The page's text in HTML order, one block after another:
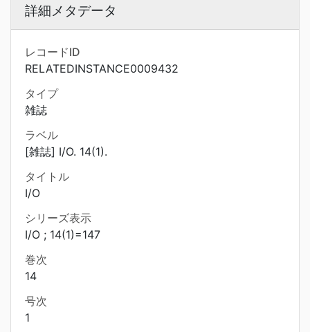
詳細メタデータ
レコードID
RELATEDINSTANCE0009432
タイプ
雑誌
ラベル
[雑誌] I/O. 14(1).
タイトル
I/O
シリーズ表示
I/O ; 14(1)=147
巻次
14
号次
1